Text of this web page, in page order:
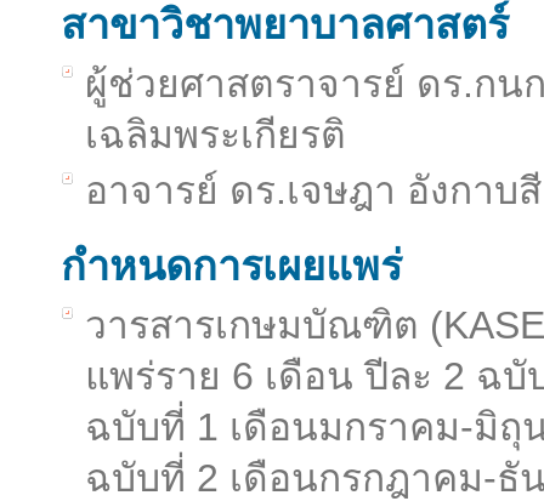
สาขาวิชาพยาบาลศาสตร์
ผู้ช่วยศาสตราจารย์ ดร.ก
เฉลิมพระเกียรติ
อาจารย์ ดร.เจษฎา อังกา
กำหนดการเผยแพร่
วารสารเกษมบัณฑิต
แพร่ราย 6 เดือน ปีละ 2 ฉบั
ฉบับที่ 1 เดือนมกราคม-มิถุ
ฉบับที่ 2 เดือนกรกฎาคม-ธั